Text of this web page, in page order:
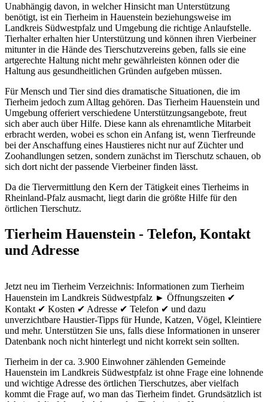
Unabhängig davon, in welcher Hinsicht man Unterstützung
benötigt, ist ein Tierheim in Hauenstein beziehungsweise im
Landkreis Südwestpfalz und Umgebung die richtige Anlaufstelle.
Tierhalter erhalten hier Unterstützung und können ihren Vierbeiner
mitunter in die Hände des Tierschutzvereins geben, falls sie eine
artgerechte Haltung nicht mehr gewährleisten können oder die
Haltung aus gesundheitlichen Gründen aufgeben müssen.
Für Mensch und Tier sind dies dramatische Situationen, die im
Tierheim jedoch zum Alltag gehören. Das Tierheim Hauenstein und
Umgebung offeriert verschiedene Unterstützungsangebote, freut
sich aber auch über Hilfe. Diese kann als ehrenamtliche Mitarbeit
erbracht werden, wobei es schon ein Anfang ist, wenn Tierfreunde
bei der Anschaffung eines Haustieres nicht nur auf Züchter und
Zoohandlungen setzen, sondern zunächst im Tierschutz schauen, ob
sich dort nicht der passende Vierbeiner finden lässt.
Da die Tiervermittlung den Kern der Tätigkeit eines Tierheims in
Rheinland-Pfalz ausmacht, liegt darin die größte Hilfe für den
örtlichen Tierschutz.
Tierheim Hauenstein - Telefon, Kontakt
und Adresse
Jetzt neu im Tierheim Verzeichnis: Informationen zum Tierheim
Hauenstein im Landkreis Südwestpfalz ► Öffnungszeiten ✔
Kontakt ✔ Kosten ✔ Adresse ✔ Telefon ✔ und dazu
unverzichtbare Haustier-Tipps für Hunde, Katzen, Vögel, Kleintiere
und mehr. Unterstützen Sie uns, falls diese Informationen in unserer
Datenbank noch nicht hinterlegt und nicht korrekt sein sollten.
Tierheim in der ca. 3.900 Einwohner zählenden Gemeinde
Hauenstein im Landkreis Südwestpfalz ist ohne Frage eine lohnende
und wichtige Adresse des örtlichen Tierschutzes, aber vielfach
kommt die Frage auf, wo man das Tierheim findet. Grundsätzlich ist